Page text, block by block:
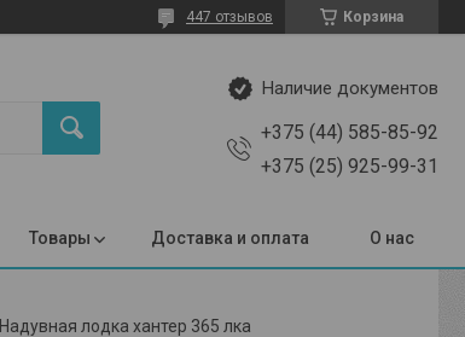
Корзина
447 отзывов
Наличие документов
+375 (44) 585-85-92
+375 (25) 925-99-31
Товары Доставка и оплата О нас
Надувная лодка хантер 365 лка